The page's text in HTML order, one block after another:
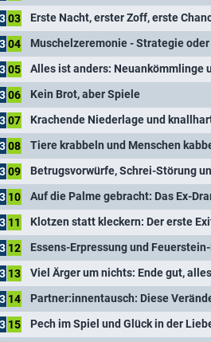
303 Erste Nacht, erster Zoff, erste
304 Muschelzeremonie - Strategie
305 Alles ist anders: Neuankömmlinge
306 Kein Brot, aber Spiele
307 Krachende Niederlage und
308
309 Betrugsvorwürfe, Schrei-Störung
3 10 Auf die Palme gebracht: Das Ex-
3 11 Klotzen statt kleckern: Der erste
3 12 Essens-Erpressung und
3 13 Viel Ärger um nichts: Ende gut,
3 14 Partner:innentausch: Diese
3 15 Pech im Spiel und Glück in der